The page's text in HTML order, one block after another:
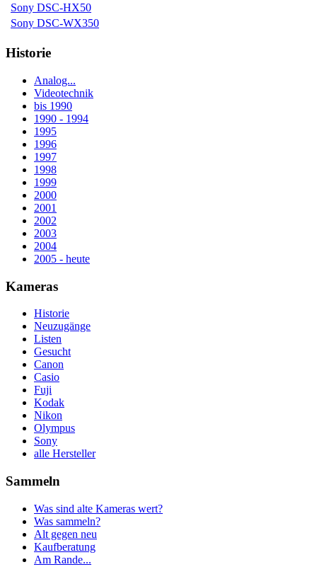
Sony DSC-HX50
Sony DSC-WX350
Historie
Analog...
Videotechnik
bis 1990
1990 - 1994
1995
1996
1997
1998
1999
2000
2001
2002
2003
2004
2005 - heute
Kameras
Historie
Neuzugänge
Listen
Gesucht
Canon
Casio
Fuji
Kodak
Nikon
Olympus
Sony
alle Hersteller
Sammeln
Was sind alte Kameras wert?
Was sammeln?
Alt gegen neu
Kaufberatung
Am Rande...